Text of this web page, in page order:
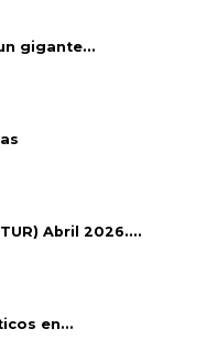
gigante...
Abril 2026....
en...